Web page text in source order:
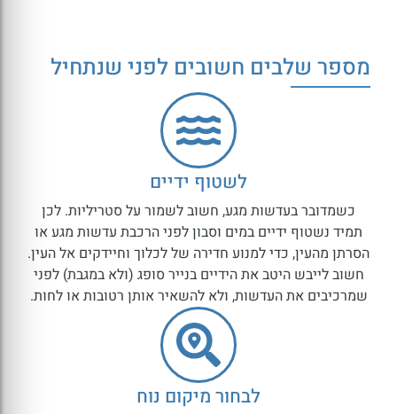
מספר שלבים חשובים לפני שנתחיל
לשטוף ידיים
כשמדובר בעדשות מגע, חשוב לשמור על סטריליות. לכן
תמיד נשטוף ידיים במים וסבון לפני הרכבת עדשות מגע או
הסרתן מהעין, כדי למנוע חדירה של לכלוך וחיידקים אל העין.
חשוב לייבש היטב את הידיים בנייר סופג (ולא במגבת) לפני
שמרכיבים את העדשות, ולא להשאיר אותן רטובות או לחות.
לבחור מיקום נוח